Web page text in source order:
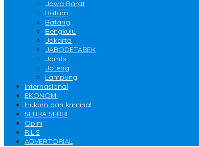
Jawa Barat
Batam
Batang
Bengkulu
Jakarta
JABODETABEK
Jambi
Jateng
Lampung
Internasional
EKONOMI
Hukum dan kriminal
SERBA SERBI
Opini
RILIS
ADVERTORIAL